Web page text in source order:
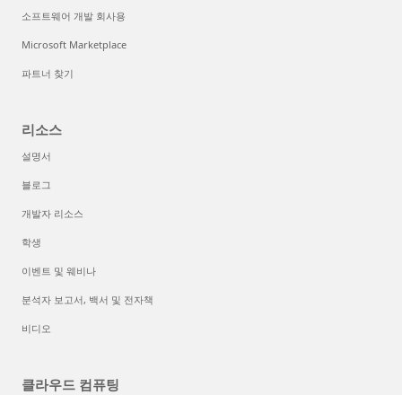
소프트웨어 개발 회사용
Microsoft Marketplace
파트너 찾기
리소스
설명서
블로그
개발자 리소스
학생
이벤트 및 웨비나
분석자 보고서, 백서 및 전자책
비디오
클라우드 컴퓨팅